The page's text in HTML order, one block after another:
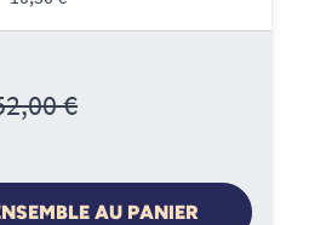
€
AU PANIER